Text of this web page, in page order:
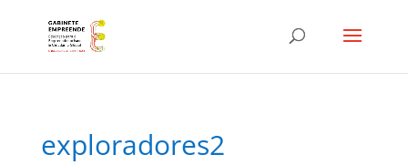
exploradores2